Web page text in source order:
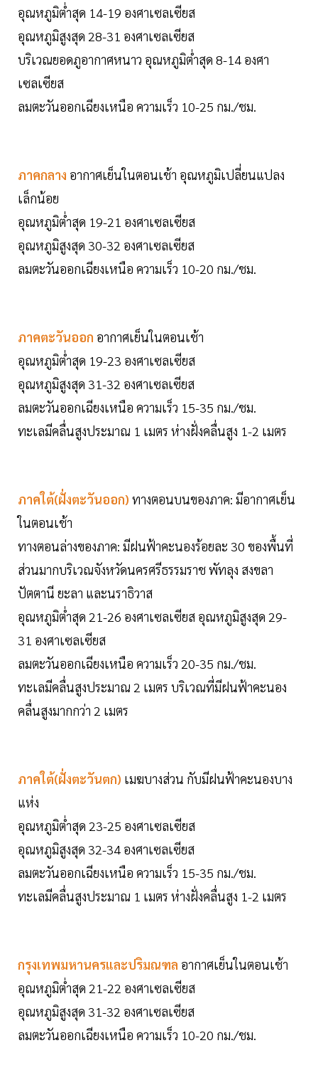
อุณหภูมิต่ำสุด 14-19 องศาเซลเซียส
อุณหภูมิสูงสุด 28-31 องศาเซลเซียส
บริเวณยอดภูอากาศหนาว อุณหภูมิต่ำสุด 8-14 องศา
เซลเซียส
ลมตะวันออกเฉียงเหนือ ความเร็ว 10-25 กม./ชม.
ภาคกลาง อากาศเย็นในตอนเช้า อุณหภูมิเปลี่ยนแปลง
เล็กน้อย
อุณหภูมิต่ำสุด 19-21 องศาเซลเซียส
อุณหภูมิสูงสุด 30-32 องศาเซลเซียส
ลมตะวันออกเฉียงเหนือ ความเร็ว 10-20 กม./ชม.
ภาคตะวันออก อากาศเย็นในตอนเช้า
อุณหภูมิต่ำสุด 19-23 องศาเซลเซียส
อุณหภูมิสูงสุด 31-32 องศาเซลเซียส
ลมตะวันออกเฉียงเหนือ ความเร็ว 15-35 กม./ชม.
ทะเลมีคลื่นสูงประมาณ 1 เมตร ห่างฝั่งคลื่นสูง 1-2 เมตร
ภาคใต้(ฝั่งตะวันออก) ทางตอนบนของภาค: มีอากาศเย็น
ในตอนเช้า
ทางตอนล่างของภาค: มีฝนฟ้าคะนองร้อยละ 30 ของพื้นที่
ส่วนมากบริเวณจังหวัดนครศรีธรรมราช พัทลุง สงขลา
ปัตตานี ยะลา และนราธิวาส
อุณหภูมิต่ำสุด 21-26 องศาเซลเซียส อุณหภูมิสูงสุด 29-
31 องศาเซลเซียส
ลมตะวันออกเฉียงเหนือ ความเร็ว 20-35 กม./ชม.
ทะเลมีคลื่นสูงประมาณ 2 เมตร บริเวณที่มีฝนฟ้าคะนอง
คลื่นสูงมากกว่า 2 เมตร
ภาคใต้(ฝั่งตะวันตก) เมฆบางส่วน กับมีฝนฟ้าคะนองบาง
แห่ง
อุณหภูมิต่ำสุด 23-25 องศาเซลเซียส
อุณหภูมิสูงสุด 32-34 องศาเซลเซียส
ลมตะวันออกเฉียงเหนือ ความเร็ว 15-35 กม./ชม.
ทะเลมีคลื่นสูงประมาณ 1 เมตร ห่างฝั่งคลื่นสูง 1-2 เมตร
กรุงเทพมหานครและปริมณฑล อากาศเย็นในตอนเช้า
อุณหภูมิต่ำสุด 21-22 องศาเซลเซียส
อุณหภูมิสูงสุด 31-32 องศาเซลเซียส
ลมตะวันออกเฉียงเหนือ ความเร็ว 10-20 กม./ชม.